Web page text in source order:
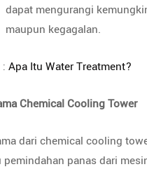
dapat mengurangi
maupun kegagalan.
Apa Itu Water Treatment?
Chemical Cooling Tower
dari chemical cooling
pemindahan panas dari